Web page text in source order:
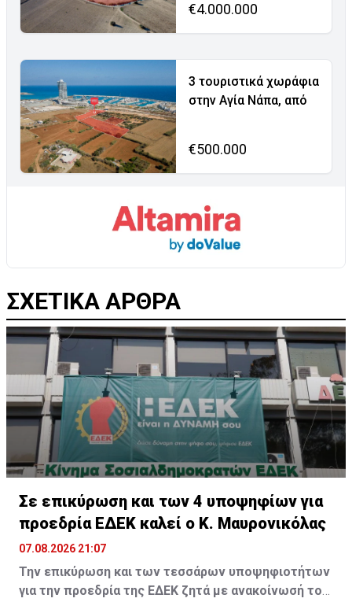
€4.000.000
3 τουριστικά χωράφια
στην Αγία Νάπα, από
€500.000
ΣΧΕΤΙΚΑ ΑΡΘΡΑ
Σε επικύρωση και των 4 υποψηφίων για
προεδρία ΕΔΕΚ καλεί ο Κ. Μαυρονικόλας
07.08.2026 21:07
Την επικύρωση και των τεσσάρων υποψηφιοτήτων
για την προεδρία της ΕΔΕΚ ζητά με ανακοίνωσή του